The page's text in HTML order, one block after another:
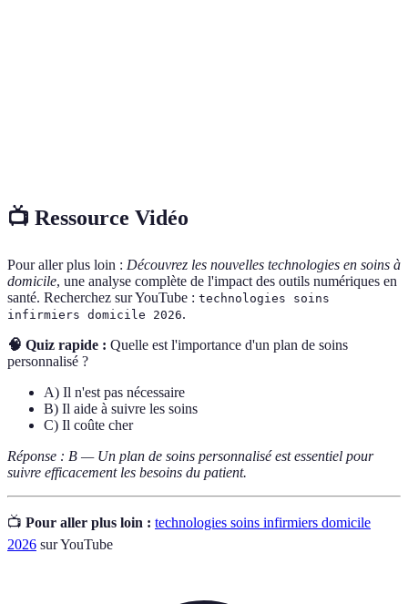
📺 Ressource Vidéo
Pour aller plus loin : Découvrez les nouvelles technologies en soins à
domicile, une analyse complète de l'impact des outils numériques en
santé. Recherchez sur YouTube : technologies soins
infirmiers domicile 2026.
🧠 Quiz rapide : Quelle est l'importance d'un plan de soins
personnalisé ?
A) Il n'est pas nécessaire
B) Il aide à suivre les soins
C) Il coûte cher
Réponse : B — Un plan de soins personnalisé est essentiel pour
suivre efficacement les besoins du patient.
📺 Pour aller plus loin : technologies soins infirmiers domicile
2026 sur YouTube